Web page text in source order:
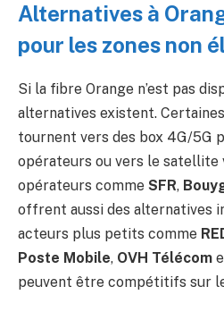
Alternatives à
pour les zones non
Si la fibre Orange n’est pas
alternatives existent.
tournent vers des box 4G/5G
opérateurs ou vers le satellite
opérateurs comme SFR,
offrent aussi des alternatives
acteurs plus petits comme
Poste Mobile, OVH Télécom
peuvent être compétitifs sur